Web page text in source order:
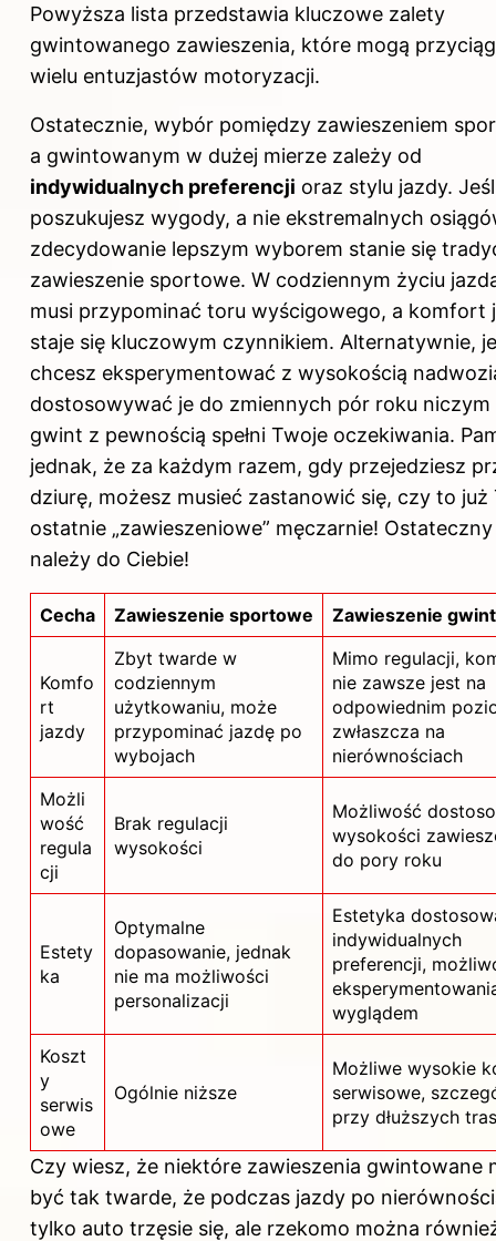
Powyższa lista przedstawia kluczowe zalety
gwintowanego zawieszenia, które mogą
wielu entuzjastów motoryzacji.
Ostatecznie, wybór pomiędzy zawieszeniem
a gwintowanym w dużej mierze zależy od
indywidualnych preferencji oraz stylu jazdy.
poszukujesz wygody, a nie ekstremalnych
zdecydowanie lepszym wyborem stanie się
zawieszenie sportowe. W codziennym życiu
musi przypominać toru wyścigowego, a komfort
staje się kluczowym czynnikiem. Alternatywnie,
chcesz eksperymentować z wysokością
dostosowywać je do zmiennych pór roku niczym
gwint z pewnością spełni Twoje oczekiwania.
jednak, że za każdym razem, gdy przejedziesz
dziurę, możesz musieć zastanowić się, czy to już
ostatnie „zawieszeniowe” męczarnie!
należy do Ciebie!
Cecha Zawieszenie sportowe Zawieszenie
Komfo
rt
jazdy
Zbyt twarde w
codziennym
użytkowaniu, może
przypominać jazdę po
wybojach
Mimo regulacji,
nie zawsze jest na
odpowiednim
zwłaszcza na
nierównościach
Możli
wość
regula
cji
Brak regulacji
wysokości
Możliwość
wysokości
do pory roku
Estety
ka
Optymalne
dopasowanie, jednak
nie ma możliwości
personalizacji
Estetyka
indywidualnych
preferencji,
wyglądem
Koszt
y
serwis
owe
Ogólnie niższe
Możliwe wysokie
serwisowe,
przy dłuższych
Czy wiesz, że niektóre zawieszenia gwintowane
być tak twarde, że podczas jazdy po
tylko auto trzęsie się, ale rzekomo można